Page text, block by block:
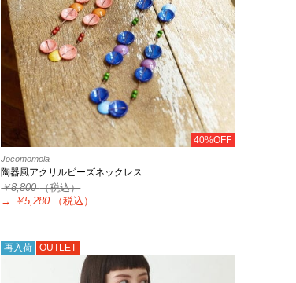
40%OFF
Jocomomola
陶器風アクリルビーズネックレス
￥8,800（税込）
→
￥5,280 （税込）
再入荷 OUTLET